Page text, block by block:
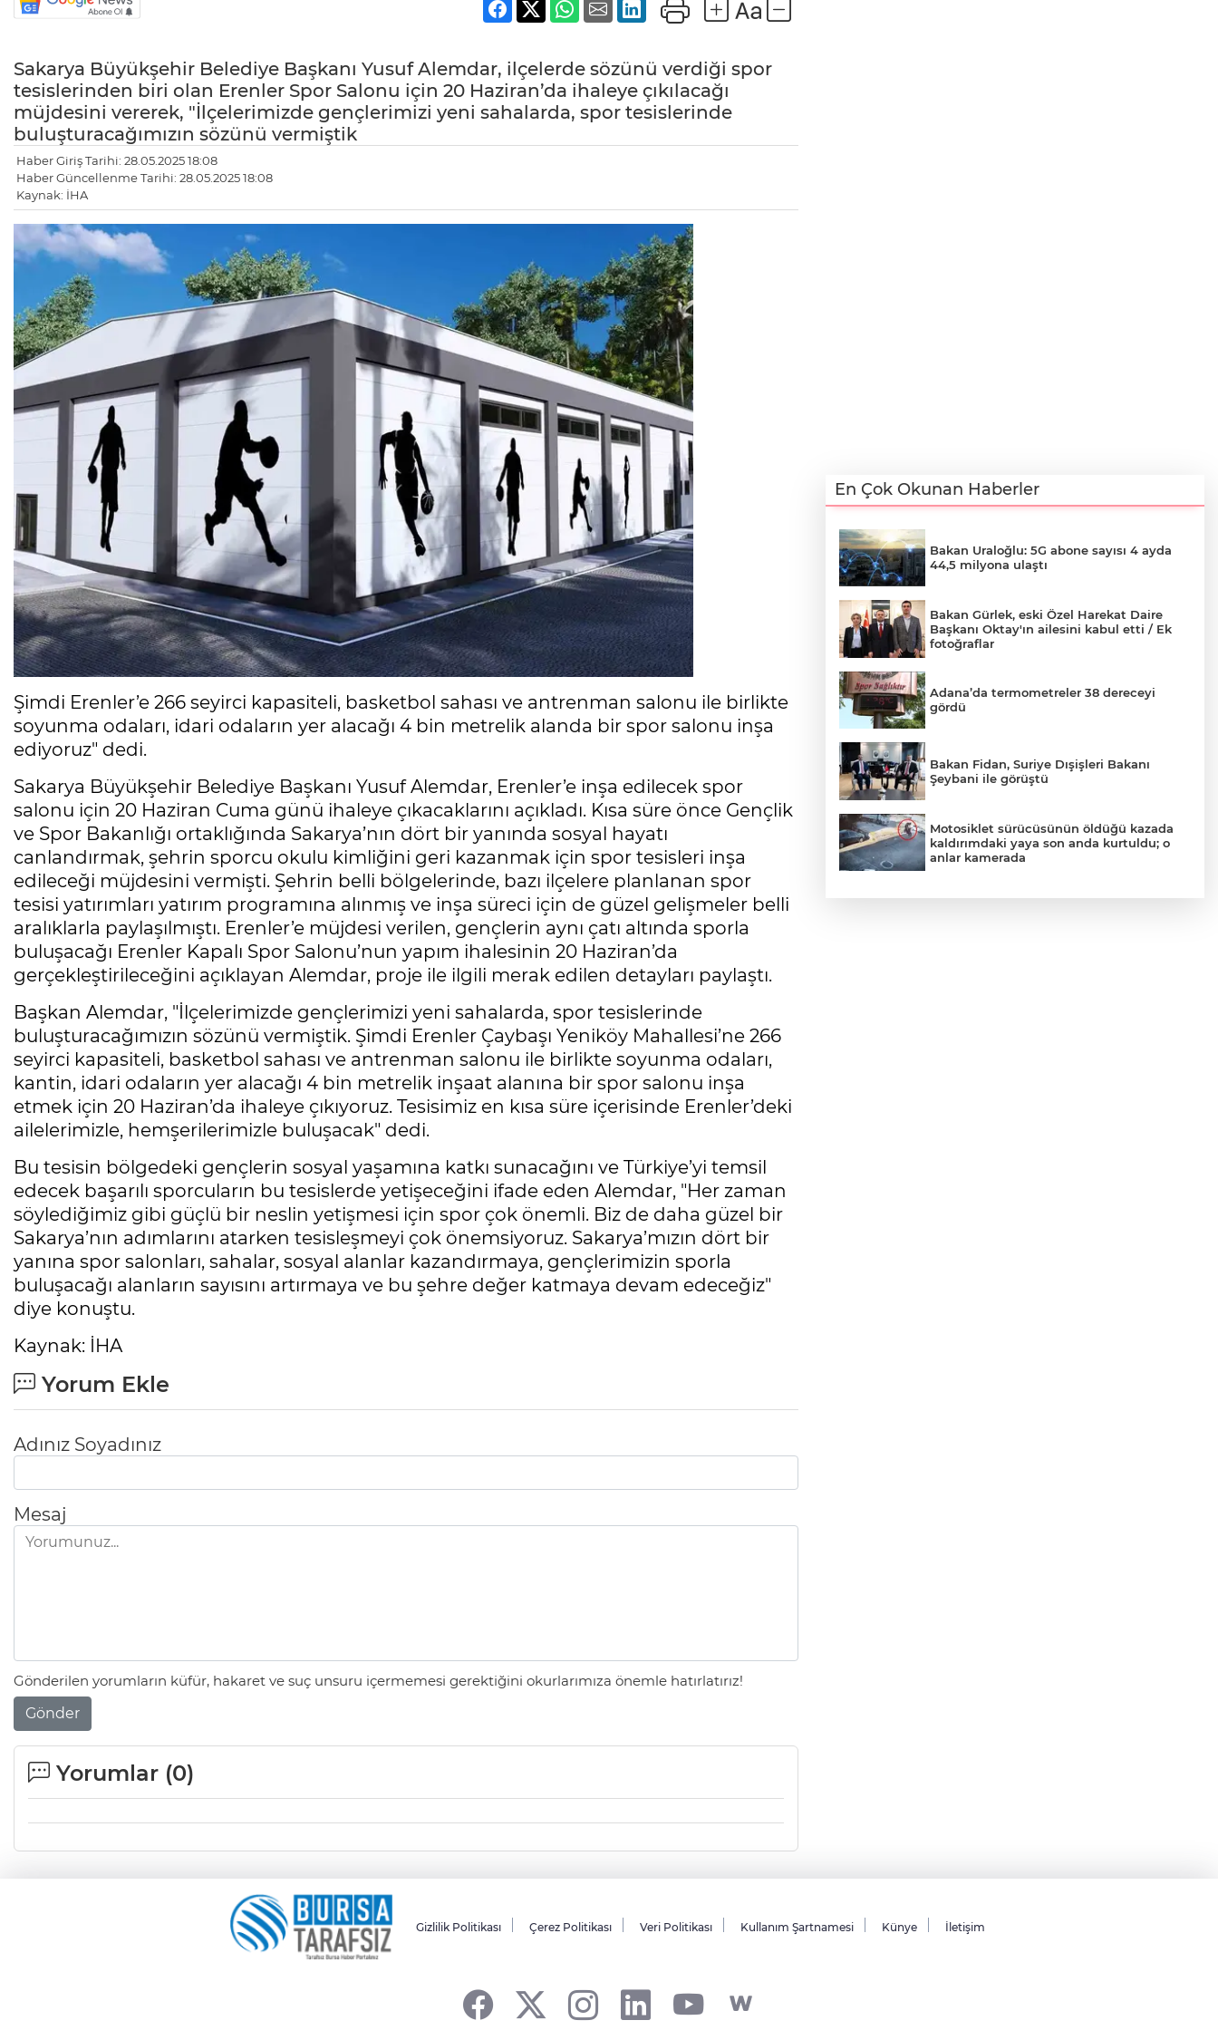
Sakarya Büyükşehir Belediye Başkanı Yusuf Alemdar, ilçelerde sözünü verdiği spor
tesislerinden biri olan Erenler Spor Salonu için 20 Haziran’da ihaleye çıkılacağı
müjdesini vererek, "İlçelerimizde gençlerimizi yeni sahalarda, spor tesislerinde
buluşturacağımızın sözünü vermiştik
Haber Giriş Tarihi: 28.05.2025 18:08
Haber Güncellenme Tarihi: 28.05.2025 18:08
Kaynak: İHA
Şimdi Erenler’e 266 seyirci kapasiteli, basketbol sahası ve antrenman salonu ile birlikte
soyunma odaları, idari odaların yer alacağı 4 bin metrelik alanda bir spor salonu inşa
ediyoruz" dedi.
Sakarya Büyükşehir Belediye Başkanı Yusuf Alemdar, Erenler’e inşa edilecek spor
salonu için 20 Haziran Cuma günü ihaleye çıkacaklarını açıkladı. Kısa süre önce Gençlik
ve Spor Bakanlığı ortaklığında Sakarya’nın dört bir yanında sosyal hayatı
canlandırmak, şehrin sporcu okulu kimliğini geri kazanmak için spor tesisleri inşa
edileceği müjdesini vermişti. Şehrin belli bölgelerinde, bazı ilçelere planlanan spor
tesisi yatırımları yatırım programına alınmış ve inşa süreci için de güzel gelişmeler belli
aralıklarla paylaşılmıştı. Erenler’e müjdesi verilen, gençlerin aynı çatı altında sporla
buluşacağı Erenler Kapalı Spor Salonu’nun yapım ihalesinin 20 Haziran’da
gerçekleştirileceğini açıklayan Alemdar, proje ile ilgili merak edilen detayları paylaştı.
Başkan Alemdar, "İlçelerimizde gençlerimizi yeni sahalarda, spor tesislerinde
buluşturacağımızın sözünü vermiştik. Şimdi Erenler Çaybaşı Yeniköy Mahallesi’ne 266
seyirci kapasiteli, basketbol sahası ve antrenman salonu ile birlikte soyunma odaları,
kantin, idari odaların yer alacağı 4 bin metrelik inşaat alanına bir spor salonu inşa
etmek için 20 Haziran’da ihaleye çıkıyoruz. Tesisimiz en kısa süre içerisinde Erenler’deki
ailelerimizle, hemşerilerimizle buluşacak" dedi.
Bu tesisin bölgedeki gençlerin sosyal yaşamına katkı sunacağını ve Türkiye’yi temsil
edecek başarılı sporcuların bu tesislerde yetişeceğini ifade eden Alemdar, "Her zaman
söylediğimiz gibi güçlü bir neslin yetişmesi için spor çok önemli. Biz de daha güzel bir
Sakarya’nın adımlarını atarken tesisleşmeyi çok önemsiyoruz. Sakarya’mızın dört bir
yanına spor salonları, sahalar, sosyal alanlar kazandırmaya, gençlerimizin sporla
buluşacağı alanların sayısını artırmaya ve bu şehre değer katmaya devam edeceğiz"
diye konuştu.
Kaynak: İHA
Yorum Ekle
Adınız Soyadınız
Mesaj
Gönderilen yorumların küfür, hakaret ve suç unsuru içermemesi gerektiğini okurlarımıza önemle hatırlatırız!
Gönder
Yorumlar (0)
En Çok Okunan Haberler
Bakan Uraloğlu: 5G abone sayısı 4 ayda
44,5 milyona ulaştı
Bakan Gürlek, eski Özel Harekat Daire
Başkanı Oktay'ın ailesini kabul etti / Ek
fotoğraflar
Adana’da termometreler 38 dereceyi
gördü
Bakan Fidan, Suriye Dışişleri Bakanı
Şeybani ile görüştü
Motosiklet sürücüsünün öldüğü kazada
kaldırımdaki yaya son anda kurtuldu; o
anlar kamerada
Gizlilik Politikası Çerez Politikası Veri Politikası Kullanım Şartnamesi Künye İletişim